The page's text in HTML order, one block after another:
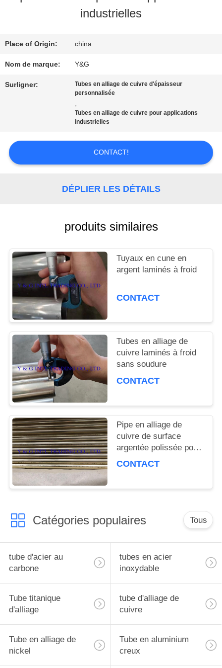
VISITE
CONTRÔLE
DE
CONTACTEZ-
NOUS
PLAN
DU
SITE
PRIVACY
POLICY
industrielles
Place of Origin: china
Nom de marque: Y&G
Surligner:
Tubes en alliage de cuivre d'épaisseur
personnalisée
,
Tubes en alliage de cuivre pour applications
industrielles
CONTACT!
DÉPLIER LES DÉTAILS
produits similaires
Tuyaux en cune en
argent laminés à froid
CONTACT
Tubes en alliage de
cuivre laminés à froid
sans soudure
CONTACT
Pipe en alliage de
cuivre de surface
argentée polissée pour
la décoration de
CONTACT
Catégories populaires Tous
tube d'acier au
carbone
tubes en acier
inoxydable
Tube titanique
d'alliage
tube d'alliage de
cuivre
Tube en alliage de
nickel
Tube en aluminium
creux